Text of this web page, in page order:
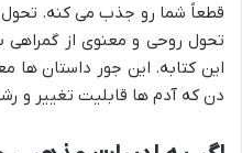
قطعاً شما رو جذب می کنه. تحول
تحول روحی و معنوی از
این کتابه. این جور داستان
دن که آدم ها قابلیت تغییر و